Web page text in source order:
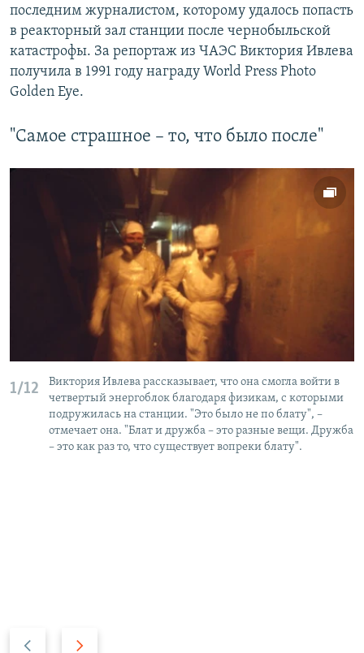
последним журналистом, которому удалось попасть
в реакторный зал станции после чернобыльской
катастрофы. За репортаж из ЧАЭС Виктория Ивлева
получила в 1991 году награду World Press Photo
Golden Eye.
"Самое страшное – то, что было после"
1/12
Виктория Ивлева рассказывает, что она смогла войти в
четвертый энергоблок благодаря физикам, с которыми
подружилась на станции. "Это было не по блату", –
отмечает она. "Блат и дружба – это разные вещи. Дружба
– это как раз то, что существует вопреки блату".